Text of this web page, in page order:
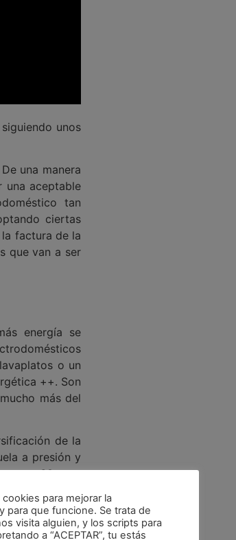
unos
una manera
una aceptable
tan
ciertas
factura de la
que van a ser
energía se
o un
++. Son
más del
de la
a presión y
un 60 y un
para mejorar la
para que funcione. Se trata de
visita alguien, y los scripts para
a “ACEPTAR”, tu estás